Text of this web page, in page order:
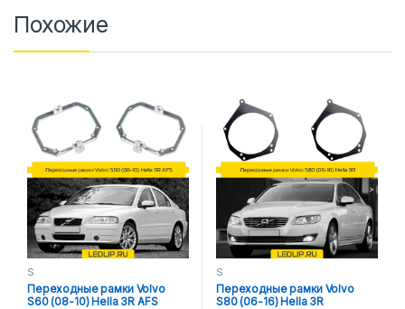
Похожие
S
Переходные рамки Volvo
S60 (08-10) Hella 3R AFS
S
Переходные рамки Volvo
S80 (06-16) Hella 3R